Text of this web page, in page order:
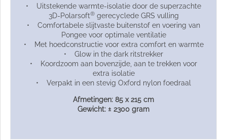
• Uitstekende warmte-isolatie door de superzachte
3D-Polarsoft®gerecyclede GRS vulling
• Comfortabele slijtvaste buitenstof en voering van
Pongee voor optimale ventilatie
• Met hoedconstructie voor extra comfort en warmte
• Glow in the dark ritstrekker
• Koordzoom aan bovenzijde, aan te trekken voor
extra isolatie
• Verpakt in een stevig Oxford nylon foedraal
Afmetingen: 85 x 215 cm
Gewicht: ± 2300 gram